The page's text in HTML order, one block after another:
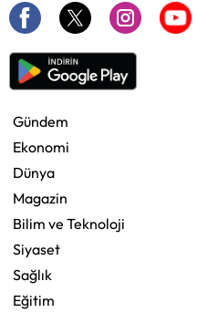
Gündem
Ekonomi
Dünya
Magazin
Bilim ve Teknoloji
Siyaset
Sağlık
Eğitim